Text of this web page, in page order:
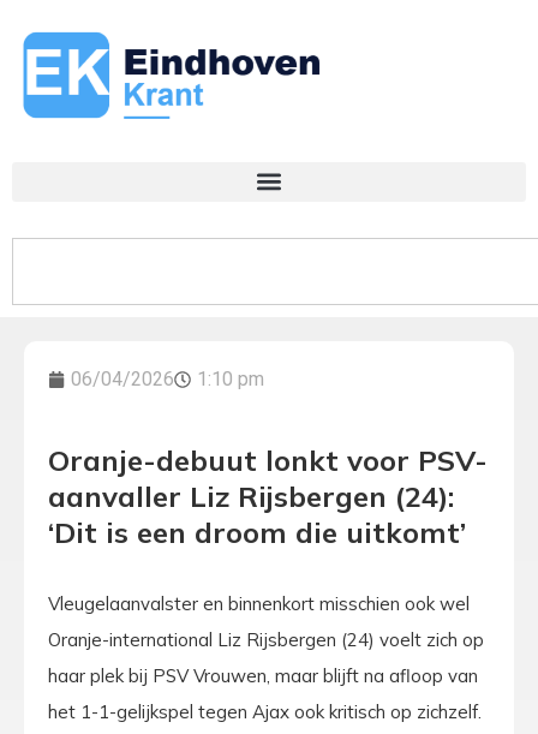
06/04/2026 1:10 pm
Oranje-debuut lonkt voor PSV-
aanvaller Liz Rijsbergen (24):
‘Dit is een droom die uitkomt’
Vleugelaanvalster en binnenkort misschien ook wel
Oranje-international Liz Rijsbergen (24) voelt zich op
haar plek bij PSV Vrouwen, maar blijft na afloop van
het 1-1-gelijkspel tegen Ajax ook kritisch op zichzelf.